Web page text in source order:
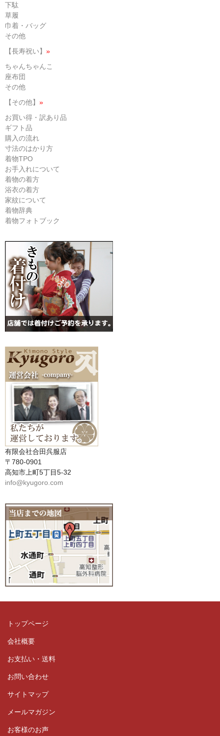
下駄
草履
巾着・バッグ
その他
【長寿祝い】 »
ちゃんちゃんこ
座布団
その他
【その他】 »
お買い得・訳あり品
ギフト品
購入の流れ
寸法のはかり方
着物TPO
お手入れについて
着物の着方
浴衣の着方
家紋について
着物辞典
着物フォトブック
有限会社合田呉服店
〒780-0901
高知市上町5丁目5-32
info@kyugoro.com
トップページ
会社概要
お支払い・送料
お問い合わせ
サイトマップ
メールマガジン
お客様のお声